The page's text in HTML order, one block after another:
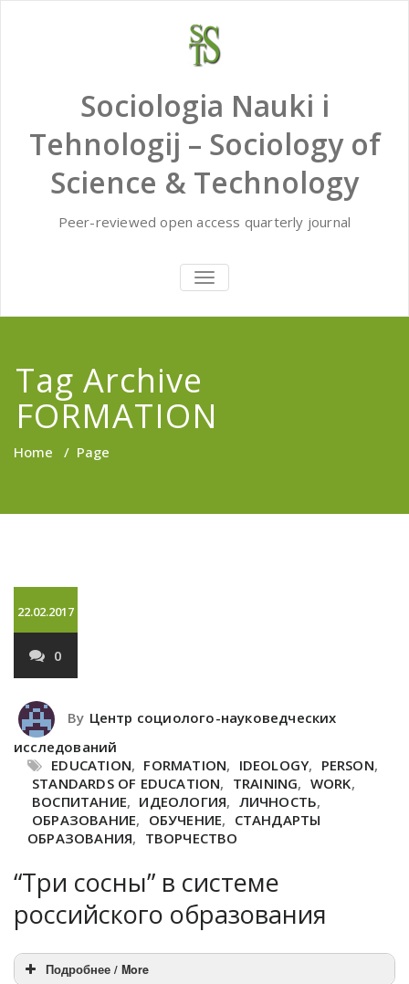
Sociologia Nauki i
Tehnologij – Sociology of
Science & Technology
Peer-reviewed open access quarterly journal
TOGGLE
NAVIGATION
Tag Archive
FORMATION
Home / Page
22.02.2017
0
By Центр социолого-науковедческих
исследований
EDUCATION, FORMATION, IDEOLOGY, PERSON,
STANDARDS OF EDUCATION, TRAINING, WORK,
ВОСПИТАНИЕ, ИДЕОЛОГИЯ, ЛИЧНОСТЬ,
ОБРАЗОВАНИЕ, ОБУЧЕНИЕ, СТАНДАРТЫ
ОБРАЗОВАНИЯ, ТВОРЧЕСТВО
“Три сосны” в системе
российского образования
Подробнее / More